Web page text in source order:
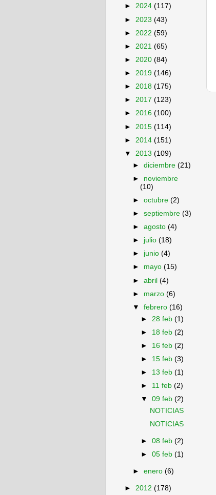
► 2024 (117)
► 2023 (43)
► 2022 (59)
► 2021 (65)
► 2020 (84)
► 2019 (146)
► 2018 (175)
► 2017 (123)
► 2016 (100)
► 2015 (114)
► 2014 (151)
▼ 2013 (109)
►diciembre(21)
► noviembre
(10)
►octubre(2)
►septiembre(3)
►agosto(4)
► julio(18)
► junio(4)
► mayo(15)
►abril(4)
► marzo(6)
▼febrero(16)
► 28 feb(1)
► 18 feb(2)
► 16 feb(2)
► 15 feb(3)
► 13 feb(1)
► 11 feb(2)
▼09 feb(2)
NOTICIAS
NOTICIAS
►08 feb(2)
►05 feb(1)
►enero(6)
► 2012 (178)